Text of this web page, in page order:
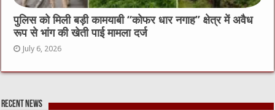
पुलिस को मिली बड़ी कामयाबी “कोफर धार नगाह” क्षेत्र में अवैध
रूप से भांग की खेती पाई मामला दर्ज
July 6, 2026
Recent News